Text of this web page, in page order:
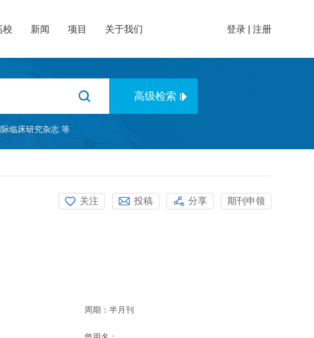
校 新闻 项目 关于我们 登录 注册
际临床研究杂志 等
关注 投稿 分享 期刊申领
周期：半月刊